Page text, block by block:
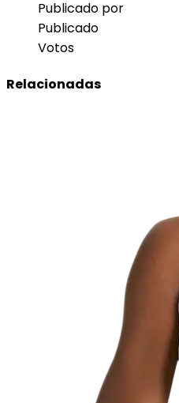
Publicado por
Publicado
Votos
Relacionadas